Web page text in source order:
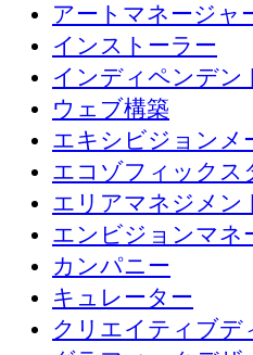
アートマネージャ
インストーラー
インディペンデン
ウェブ構築
エキシビジョンメ
エコゾフィックス
エリアマネジメン
エンビジョンマネ
カンパニー
キュレーター
クリエイティブデ